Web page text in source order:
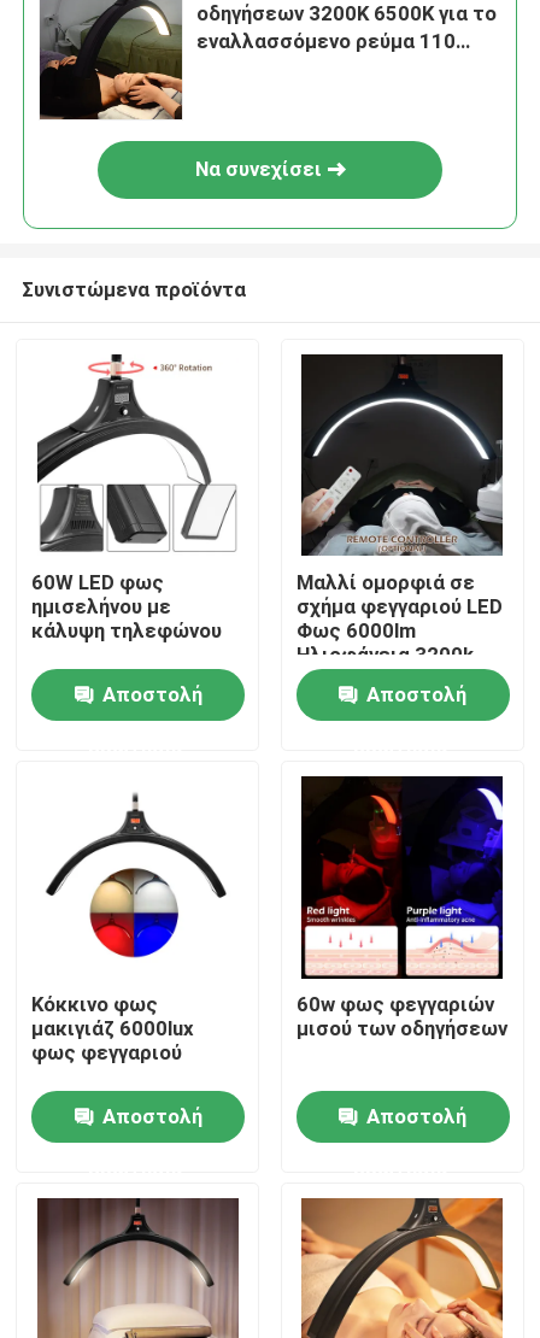
Σπίτι
Προϊόντα
Σχετικά με εμάς
Επισκεψή εργοστασίου
Έλεγχος ποιότητας
Επικοινωνήστε μαζί μας
Υποθέσεις
Τηλεοπτικά φω'τα στούντιο οδηγήσεων
οδηγήσεων 3200K 6500K για το
εναλλασσόμενο ρεύμα 110
Να συνεχίσει
Συνιστώμενα προϊόντα
60W LED φως
ημισελήνου με
κάλυψη τηλεφώνου
Αποστολή
Μαλλί ομορφιά σε
σχήμα φεγγαριού LED
Φως 6000lm
Ηλιοφάνεια 3200k
6500k
Αποστολή
Κόκκινο φως
μακιγιάζ 6000lux
φως φεγγαριού
Αποστολή
60w φως φεγγαριών
μισού των οδηγήσεων
Αποστολή